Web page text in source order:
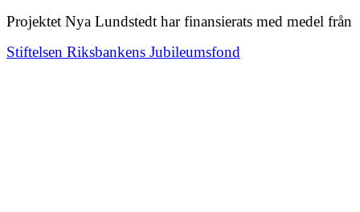
Projektet Nya Lundstedt har finansierats med medel från
Stiftelsen Riksbankens Jubileumsfond